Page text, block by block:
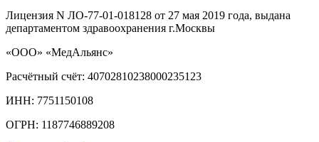
Лицензия N ЛО-77-01-018128 от 27 мая 2019 года, выдана
департаментом здравоохранения г.Москвы
«ООО» «МедАльянс»
Расчётный счёт: 40702810238000235123
ИНН: 7751150108
ОГРН: 1187746889208​